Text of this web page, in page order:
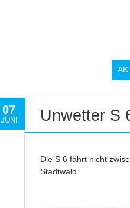
07
JUNI Unwetter S
Die S 6 fährt nicht
Stadtwald.